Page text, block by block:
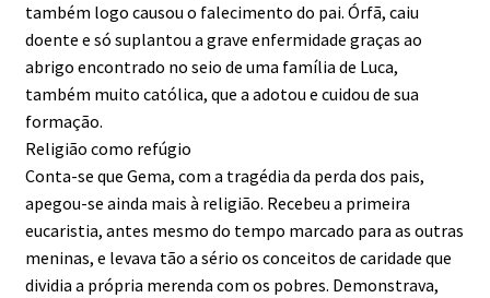
também logo causou o falecimento do pai. Órfã, caiu
doente e só suplantou a grave enfermidade graças ao
abrigo encontrado no seio de uma família de Luca,
também muito católica, que a adotou e cuidou de sua
formação.
Religião como refúgio
Conta-se que Gema, com a tragédia da perda dos pais,
apegou-se ainda mais à religião. Recebeu a primeira
eucaristia, antes mesmo do tempo marcado para as outras
meninas, e levava tão a sério os conceitos de caridade que
dividia a própria merenda com os pobres. Demonstrava,